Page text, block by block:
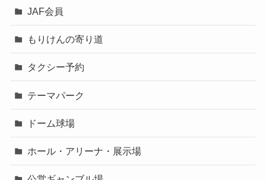
JAF会員
もりけんの寄り道
タクシー予約
テーマパーク
ドーム球場
ホール・アリーナ・展示場